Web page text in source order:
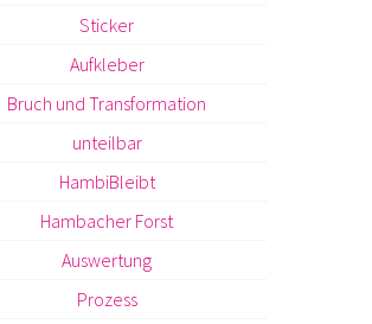
Sticker
Aufkleber
Bruch und Transformation
unteilbar
HambiBleibt
Hambacher Forst
Auswertung
Prozess